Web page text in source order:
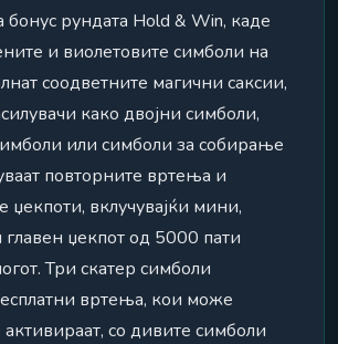
рундата Hold & Win, каде
и виолетовите симболи на
соодветните магични саксии,
како двојни симболи,
или симболи за собирање
повторните вртења и
џекпоти, вклучувајќи мини,
главен џекпот од 5000 пати
Три скатер симболи
вртења, кои може
со дивите симболи